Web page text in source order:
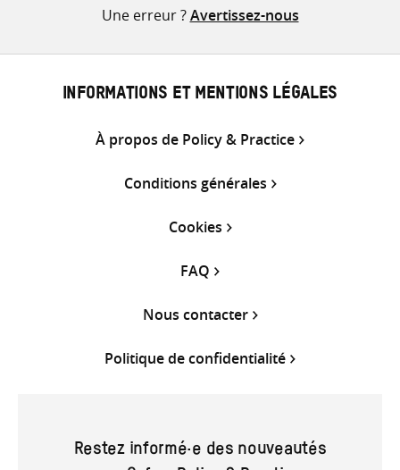
Une erreur ?Avertissez-nous
INFORMATIONS ET MENTIONS LÉGALES
À propos de Policy & Practice
Conditions générales
Cookies
FAQ
Nous contacter
Politique de confidentialité
Restez informé·e des nouveautés